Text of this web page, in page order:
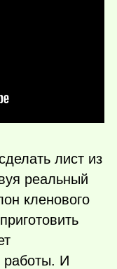
лист из
реальный
кленового
работы. И